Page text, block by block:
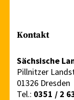
Kontakt
Sächsische
Pillnitzer
01326 Dresden
Tel.: 0351 / 2